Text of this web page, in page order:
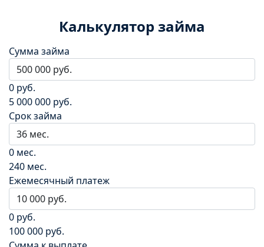
Калькулятор займа
Сумма займа
0 руб.
5 000 000 руб.
Срок займа
0 мес.
240 мес.
Ежемесячный платеж
0 руб.
100 000 руб.